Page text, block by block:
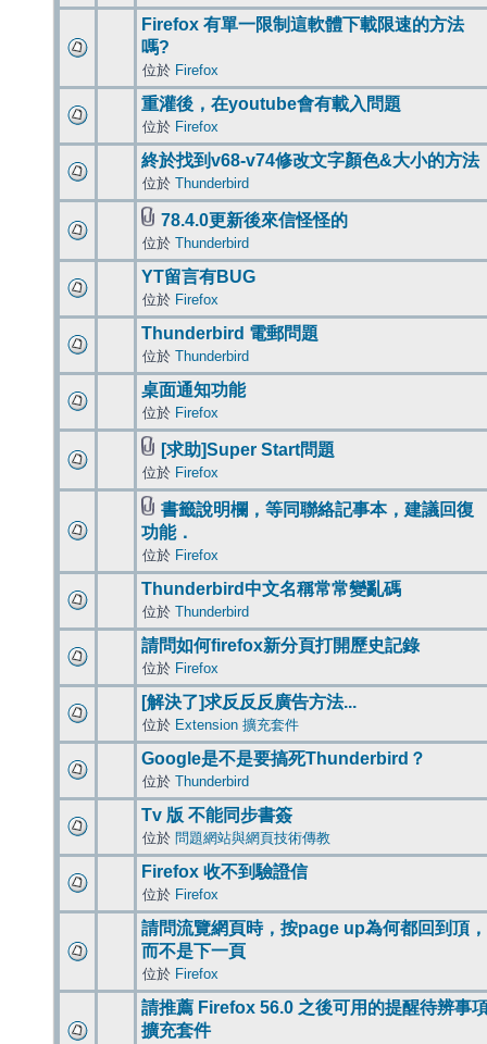
Firefox 有單一限制這軟體下載限速的方法
嗎?
位於 Firefox
重灌後，在youtube會有載入問題
位於 Firefox
終於找到v68-v74修改文字顏色&大小的方法
位於 Thunderbird
78.4.0更新後來信怪怪的
位於 Thunderbird
YT留言有BUG
位於 Firefox
Thunderbird 電郵問題
位於 Thunderbird
桌面通知功能
位於 Firefox
[求助]Super Start問題
位於 Firefox
書籤說明欄，等同聯絡記事本，建議回復
功能．
位於 Firefox
Thunderbird中文名稱常常變亂碼
位於 Thunderbird
請問如何firefox新分頁打開歷史記錄
位於 Firefox
[解決了]求反反反廣告方法...
位於 Extension 擴充套件
Google是不是要搞死Thunderbird？
位於 Thunderbird
Tv 版 不能同步書簽
位於 問題網站與網頁技術傳教
Firefox 收不到驗證信
位於 Firefox
請問流覽網頁時，按page up為何都回到頂，
而不是下一頁
位於 Firefox
請推薦 Firefox 56.0 之後可用的提醒待辨事
擴充套件